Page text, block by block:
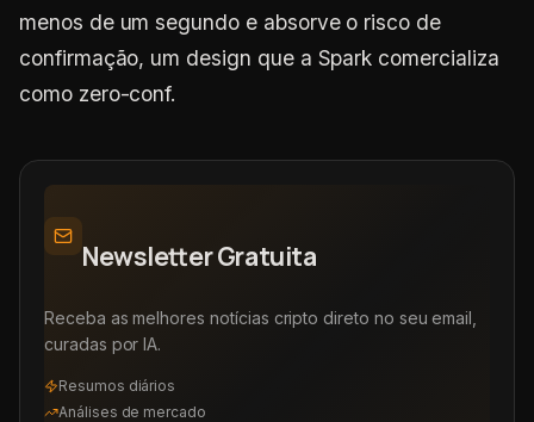
menos de um segundo e absorve o risco de
confirmação, um design que a Spark comercializa
como zero-conf.
Newsletter Gratuita
Receba as melhores notícias cripto direto no seu email,
curadas por IA.
Resumos diários
Análises de mercado